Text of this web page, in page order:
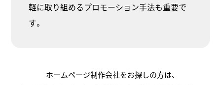
軽に取り組めるプロモーション手法も重要で
す。
ホームページ制作会社をお探しの方は、